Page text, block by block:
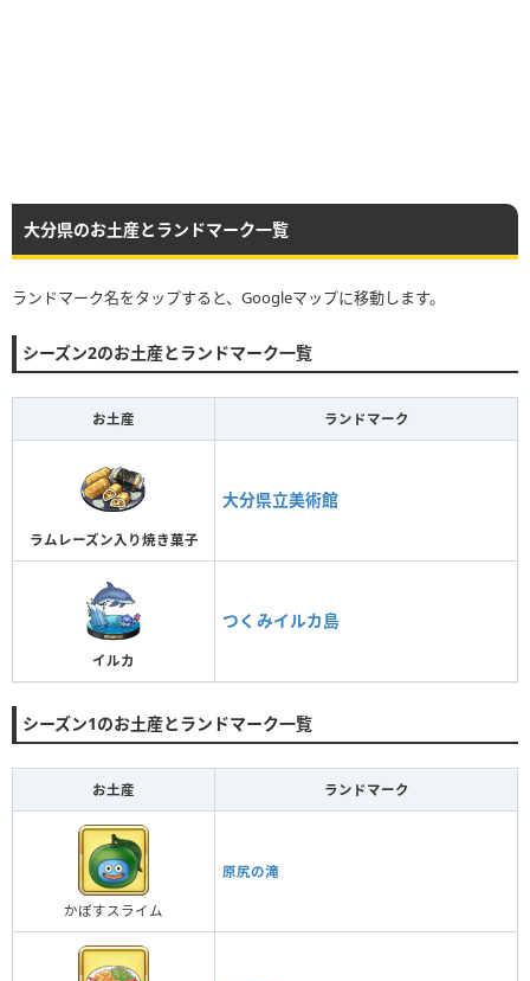
大分県のお土産とランドマーク一覧
ランドマーク名をタップすると、Googleマップに移動します。
シーズン2のお土産とランドマーク一覧
お土産 ランドマーク
ラムレーズン入り焼き菓子
大分県立美術館
イルカ
つくみイルカ島
シーズン1のお土産とランドマーク一覧
お土産 ランドマーク
かぼすスライム
原尻の滝